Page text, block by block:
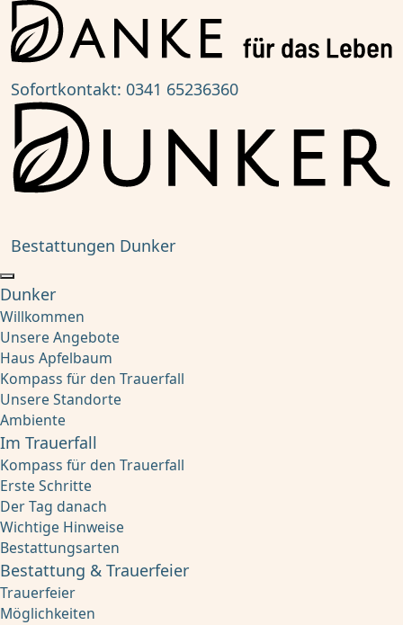
Sofortkontakt: 0341 65236360
Bestattungen Dunker
Dunker
Willkommen
Unsere Angebote
Haus Apfelbaum
Kompass für den Trauerfall
Unsere Standorte
Ambiente
Im Trauerfall
Kompass für den Trauerfall
Erste Schritte
Der Tag danach
Wichtige Hinweise
Bestattungsarten
Bestattung & Trauerfeier
Trauerfeier
Möglichkeiten